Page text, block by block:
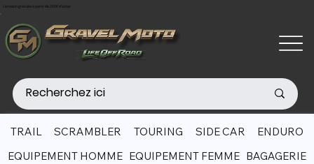
Livraison gratuite à partir de 200€ d'achat
TRAIL SCRAMBLER TOURING SIDE CAR
ENDURO
EQUIPEMENT HOMME EQUIPEMENT FEMME BAGAGERIE